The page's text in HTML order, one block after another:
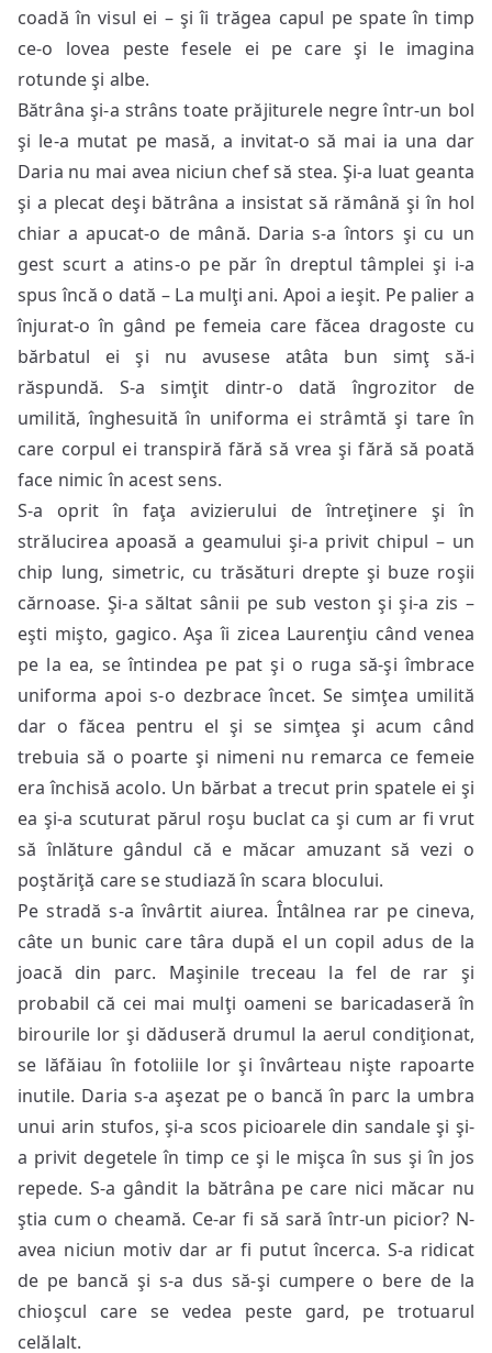
coadă în visul ei – şi îi trăgea capul pe spate în timp
ce-o lovea peste fesele ei pe care şi le imagina
rotunde şi albe.
Bătrâna şi-a strâns toate prăjiturele negre într-un bol
şi le-a mutat pe masă, a invitat-o să mai ia una dar
Daria nu mai avea niciun chef să stea. Şi-a luat geanta
şi a plecat deşi bătrâna a insistat să rămână şi în hol
chiar a apucat-o de mână. Daria s-a întors şi cu un
gest scurt a atins-o pe păr în dreptul tâmplei şi i-a
spus încă o dată – La mulţi ani. Apoi a ieşit. Pe palier a
înjurat-o în gând pe femeia care făcea dragoste cu
bărbatul ei şi nu avusese atâta bun simţ să-i
răspundă. S-a simţit dintr-o dată îngrozitor de
umilită, înghesuită în uniforma ei strâmtă şi tare în
care corpul ei transpiră fără să vrea şi fără să poată
face nimic în acest sens.
S-a oprit în faţa avizierului de întreţinere şi în
strălucirea apoasă a geamului şi-a privit chipul – un
chip lung, simetric, cu trăsături drepte şi buze roşii
cărnoase. Şi-a săltat sânii pe sub veston şi şi-a zis –
eşti mişto, gagico. Aşa îi zicea Laurenţiu când venea
pe la ea, se întindea pe pat şi o ruga să-şi îmbrace
uniforma apoi s-o dezbrace încet. Se simţea umilită
dar o făcea pentru el şi se simţea şi acum când
trebuia să o poarte şi nimeni nu remarca ce femeie
era închisă acolo. Un bărbat a trecut prin spatele ei şi
ea şi-a scuturat părul roşu buclat ca şi cum ar fi vrut
să înlăture gândul că e măcar amuzant să vezi o
poştăriţă care se studiază în scara blocului.
Pe stradă s-a învârtit aiurea. Întâlnea rar pe cineva,
câte un bunic care târa după el un copil adus de la
joacă din parc. Maşinile treceau la fel de rar şi
probabil că cei mai mulţi oameni se baricadaseră în
birourile lor şi dăduseră drumul la aerul condiţionat,
se lăfăiau în fotoliile lor şi învârteau nişte rapoarte
inutile. Daria s-a aşezat pe o bancă în parc la umbra
unui arin stufos, şi-a scos picioarele din sandale şi şi-
a privit degetele în timp ce şi le mişca în sus şi în jos
repede. S-a gândit la bătrâna pe care nici măcar nu
ştia cum o cheamă. Ce-ar fi să sară într-un picior? N-
avea niciun motiv dar ar fi putut încerca. S-a ridicat
de pe bancă şi s-a dus să-şi cumpere o bere de la
chioşcul care se vedea peste gard, pe trotuarul
celălalt.